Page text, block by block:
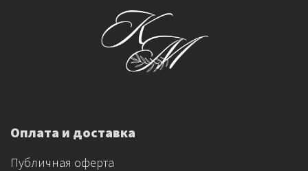
Оплата и доставка
Публичная оферта